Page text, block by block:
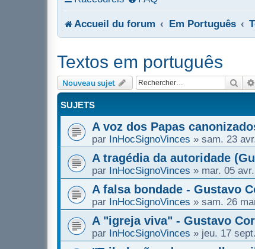
Accueil du forum Em Português
Textos em português
Nouveau sujet
SUJETS
A voz dos Papas
par InHocSignoVinces » sam. 23
A tragédia da autoridade
par InHocSignoVinces » mar. 05
A falsa bondade - Gustavo
par InHocSignoVinces » sam. 26
A "igreja viva" - Gustavo
par InHocSignoVinces » jeu. 17